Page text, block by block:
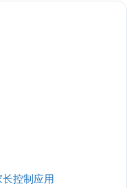
长控制应用